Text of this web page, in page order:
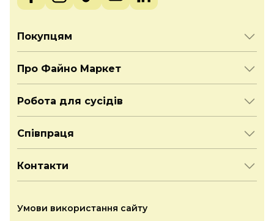
Покупцям
Про Файно Маркет
Робота для сусідів
Співпраця
Контакти
Умови використання сайту